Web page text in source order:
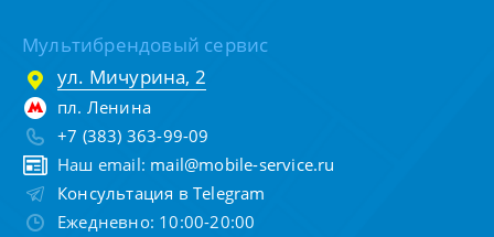
Мультибрендовый сервис
ул. Мичурина, 2
пл. Ленина
+7 (383) 363-99-09
Наш email: mail@mobile-service.ru
Консультация в Telegram
Ежедневно: 10:00-20:00